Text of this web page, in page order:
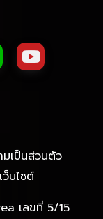
เป็นส่วนตัว
บไซต์
เลขที่ 5/15